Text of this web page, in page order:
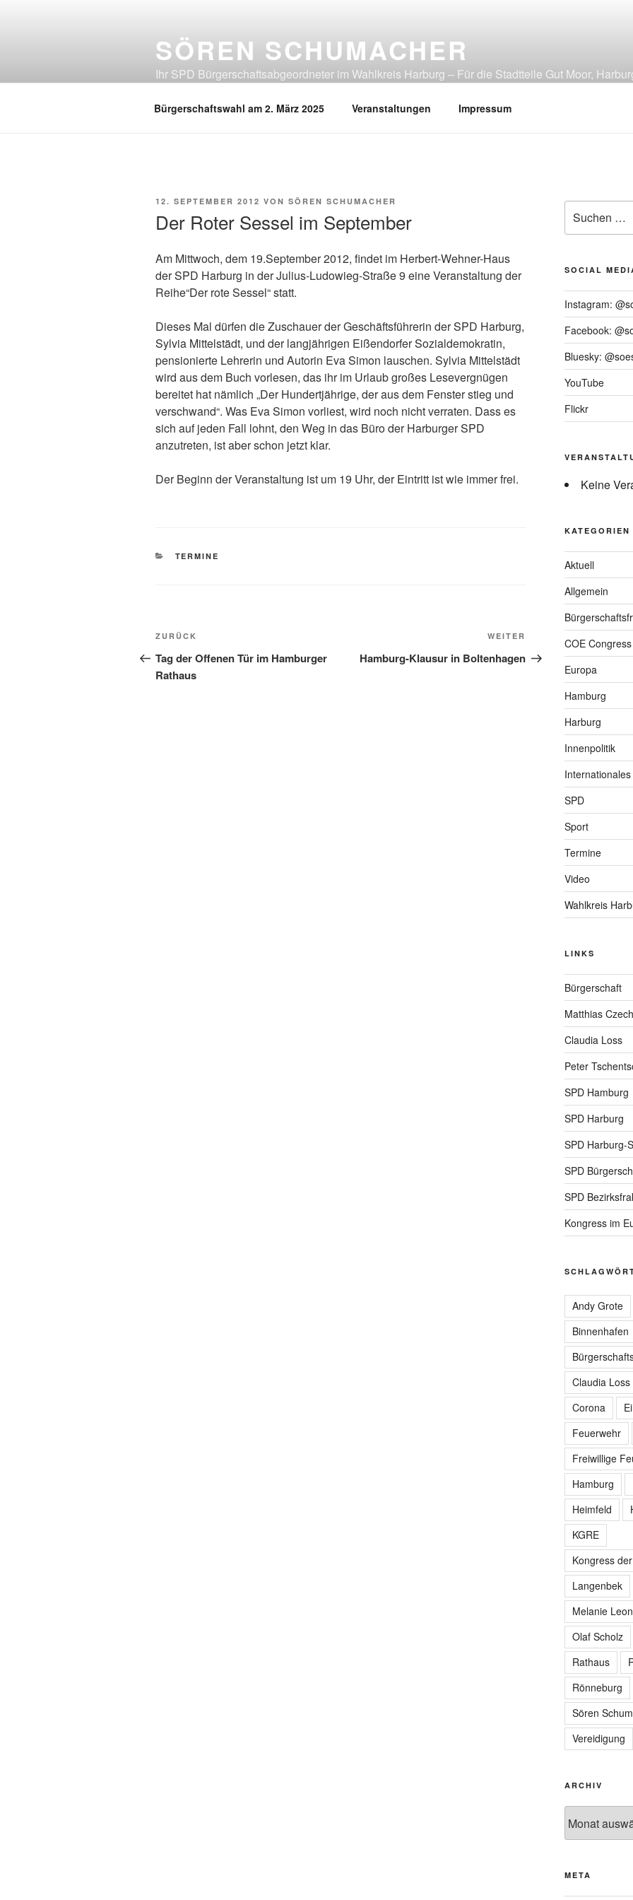
SÖREN SCHUMACHER
Ihr SPD Bürgerschaftsabgeordneter im Wahlkreis Harburg – Für die Stadtteile Gut Moor,
Bürgerschaftswahl am 2. März 2025 Veranstaltungen Impressum
VERÖFFENTLICHT
12. SEPTEMBER 2012 VON SÖREN SCHUMACHER
Der Roter Sessel im September
Am Mittwoch, dem 19.September 2012, findet im Herbert-Wehner-Haus
der SPD Harburg in der Julius-Ludowieg-Straße 9 eine Veranstaltung der
Reihe“Der rote Sessel“ statt.
Dieses Mal dürfen die Zuschauer der Geschäftsführerin der SPD Harburg,
Sylvia Mittelstädt, und der langjährigen Eißendorfer Sozialdemokratin,
pensionierte Lehrerin und Autorin Eva Simon lauschen. Sylvia Mittelstädt
wird aus dem Buch vorlesen, das ihr im Urlaub großes Lesevergnügen
bereitet hat nämlich „Der Hundertjährige, der aus dem Fenster stieg und
verschwand“. Was Eva Simon vorliest, wird noch nicht verraten. Dass es
sich auf jeden Fall lohnt, den Weg in das Büro der Harburger SPD
anzutreten, ist aber schon jetzt klar.
Der Beginn der Veranstaltung ist um 19 Uhr, der Eintritt ist wie immer frei.
KATEGORIEN
TERMINE
Beitragsnavigation
Vorheriger
Beitrag
ZURÜCK
Tag der Offenen Tür im Hamburger
Rathaus
Nächster
Beitrag
WEITER
Hamburg-Klausur in Boltenhagen
nach:
SOCIAL
Instagram:
Facebook:
Bluesky:
YouTube
Flickr
Keine
KATEGORIEN
Aktuell
Allgemein
COE Congress
Europa
Hamburg
Harburg
Innenpolitik
Internationales
SPD
Sport
Termine
Video
Wahlkreis
LINKS
Bürgerschaft
Matthias Czech
Claudia Loss
Peter
SPD Hamburg
SPD Harburg
SPD Harburg-
SPD
SPD
Kongress im
Andy Grote
Binnenhafen
Claudia Loss
Corona
Feuerwehr
Freiwillige
Hamburg
Heimfeld
KGRE
Kongress
Langenbek
Melanie
Olaf Scholz
Rathaus
Rönneburg
Sören
Vereidigung
ARCHIV
META